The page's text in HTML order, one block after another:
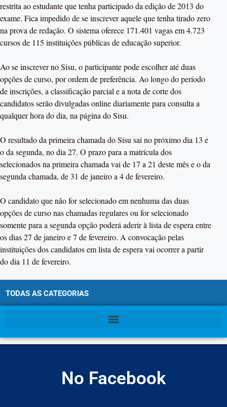
restrita ao estudante que tenha participado da edição de 2013 do
exame. Fica impedido de se inscrever aquele que tenha tirado zero
na prova de redação. O sistema oferece 171.401 vagas em 4.723
cursos de 115 instituições públicas de educação superior.
Ao se inscrever no Sisu, o participante pode escolher até duas
opções de curso, por ordem de preferência. Ao longo do período
de inscrições, a classificação parcial e a nota de corte dos
candidatos serão divulgadas online diariamente para consulta a
qualquer hora do dia, na página do Sisu.
O resultado da primeira chamada do Sisu sai no próximo dia 13 e
o da segunda, no dia 27. O prazo para a matrícula dos
selecionados na primeira chamada vai de 17 a 21 deste mês e o da
segunda chamada, de 31 de janeiro a 4 de fevereiro.
O candidato que não for selecionado em nenhuma das duas
opções de curso nas chamadas regulares ou for selecionado
somente para a segunda opção poderá aderir à lista de espera entre
os dias 27 de janeiro e 7 de fevereiro. A convocação pelas
instituições dos candidatos em lista de espera vai ocorrer a partir
do dia 11 de fevereiro.
TODAS AS CATEGORIAS
No Facebook